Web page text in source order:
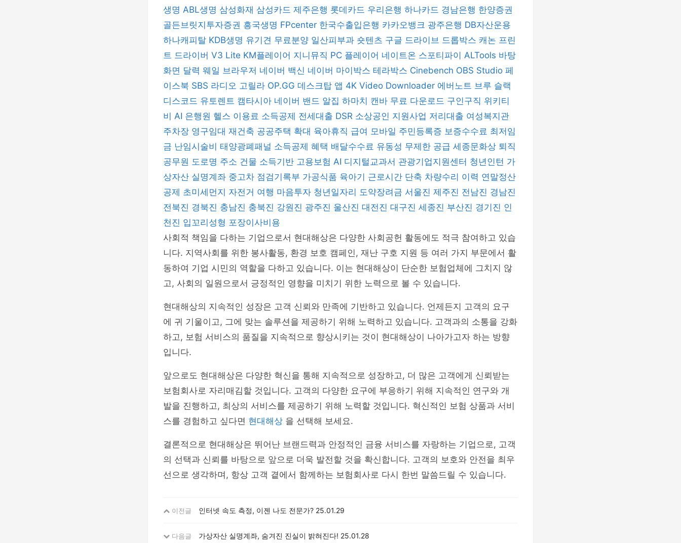
생명 ABL생명 삼성화재 삼성카드 제주은행 롯데카드 우리은행 하나카드 경남은행 한양증권
골든브릿지투자증권 흥국생명 FPcenter 한국수출입은행 카카오뱅크 광주은행 DB자산운용
하나캐피탈 KDB생명 유기견 무료분양 일산피부과 숏텐츠 구글 드라이브 드롭박스 캐논 프린
트 드라이버 V3 Lite KM플레이어 지니뮤직 PC 플레이어 네이트온 스포티파이 ALTools 바탕
화면 달력 웨일 브라우저 네이버 백신 네이버 마이박스 테라박스 Cinebench OBS Studio 페
이스북 SBS 라디오 고릴라 OP.GG 데스크탑 앱 4K Video Downloader 에버노트 브루 슬랙
디스코드 유토렌트 캠타시아 네이버 밴드 알집 하마치 캔바 무료 다운로드 구인구직 위키티
비 AI 은행원 헬스 이용료 소득공제 전세대출 DSR 소상공인 지원사업 저리대출 여성복지관
주차장 영구임대 재건축 공공주택 확대 육아휴직 급여 모바일 주민등록증 보증수수료 최저임
금 난임시술비 태양광폐패널 소득공제 혜택 배달수수료 유동성 무제한 공급 세종문화상 퇴직
공무원 도로명 주소 건물 소득기반 고용보험 AI 디지털교과서 관광기업지원센터 청년인턴 가
상자산 실명계좌 중고차 점검기록부 가공식품 육아기 근로시간 단축 차량수리 이력 연말정산
공제 초미세먼지 자전거 여행 마음투자 청년일자리 도약장려금 서울진 제주진 전남진 경남진
전북진 경북진 충남진 충북진 강원진 광주진 울산진 대전진 대구진 세종진 부산진 경기진 인
천진 입꼬리성형 포장이사비용
사회적 책임을 다하는 기업으로서 현대해상은 다양한 사회공헌 활동에도 적극 참여하고 있습
니다. 지역사회를 위한 봉사활동, 환경 보호 캠페인, 재난 구호 지원 등 여러 가지 부문에서 활
동하여 기업 시민의 역할을 다하고 있습니다. 이는 현대해상이 단순한 보험업체에 그치지 않
고, 사회의 일원으로서 긍정적인 영향을 미치기 위한 노력으로 볼 수 있습니다.
현대해상의 지속적인 성장은 고객 신뢰와 만족에 기반하고 있습니다. 언제든지 고객의 요구
에 귀 기울이고, 그에 맞는 솔루션을 제공하기 위해 노력하고 있습니다. 고객과의 소통을 강화
하고, 보험 서비스의 품질을 지속적으로 향상시키는 것이 현대해상이 나아가고자 하는 방향
입니다.
앞으로도 현대해상은 다양한 혁신을 통해 지속적으로 성장하고, 더 많은 고객에게 신뢰받는
보험회사로 자리매김할 것입니다. 고객의 다양한 요구에 부응하기 위해 지속적인 연구와 개
발을 진행하고, 최상의 서비스를 제공하기 위해 노력할 것입니다. 혁신적인 보험 상품과 서비
스를 경험하고 싶다면 현대해상 을 선택해 보세요.
결론적으로 현대해상은 뛰어난 브랜드력과 안정적인 금융 서비스를 자랑하는 기업으로, 고객
의 선택과 신뢰를 바탕으로 앞으로 더욱 발전할 것을 확신합니다. 고객의 보호와 안전을 최우
선으로 생각하며, 항상 고객 곁에서 함께하는 보험회사로 다시 한번 말씀드릴 수 있습니다.
이전글 인터넷 속도 측정, 이젠 나도 전문가? 25.01.29
다음글 가상자산 실명계좌, 숨겨진 진실이 밝혀진다! 25.01.28